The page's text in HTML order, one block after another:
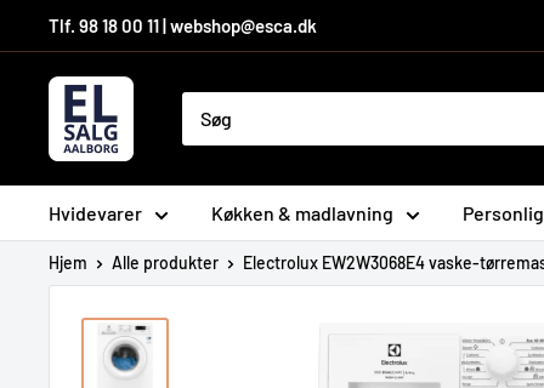
til
indhold
Tlf. 98 18 00 11 | webshop@esca.dk
El-
Salg
Aalborg
Hvidevarer Køkken & madlavning
Hjem Alle produkter Electrolux EW2W3068E4 vaske-